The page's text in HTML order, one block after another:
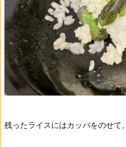
残ったライスにはカッパをのせて。